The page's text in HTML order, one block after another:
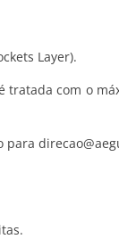
Layer).
tratada com o